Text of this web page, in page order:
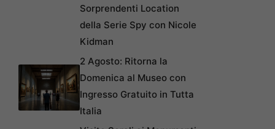
Sorprendenti Location
della Serie Spy con Nicole
Kidman
2 Agosto: Ritorna la
Domenica al Museo con
Ingresso Gratuito in Tutta
Italia